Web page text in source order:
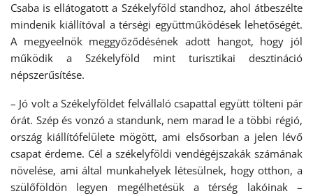
Csaba is ellátogatott a Székelyföld standhoz, ahol átbeszélte
mindenik kiállítóval a térségi együttműködések lehetőségét.
A megyeelnök meggyőződésének adott hangot, hogy jól
működik a Székelyföld mint turisztikai desztináció
népszerűsítése.
– Jó volt a Székelyföldet felvállaló csapattal együtt tölteni pár
órát. Szép és vonzó a standunk, nem marad le a többi régió,
ország kiállítófelülete mögött, ami elsősorban a jelen lévő
csapat érdeme. Cél a székelyföldi vendégéjszakák számának
növelése, ami által munkahelyek létesülnek, hogy otthon, a
szülőföldön legyen megélhetésük a térség lakóinak –